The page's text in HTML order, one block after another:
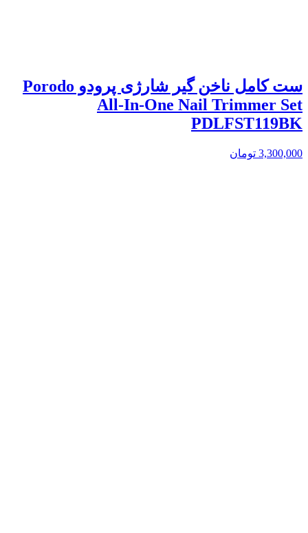
ست کامل ناخن گیر شارژی پرودو Porodo
All-In-One Nail Trimmer Set
PDLFST119BK
3,300,000 تومان